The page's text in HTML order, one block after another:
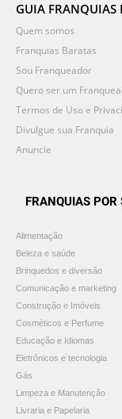
GUIA FRANQUIAS
Quem somos
Franquias Baratas
Sou Franqueador
Quero ser um
Termos de Uso e
Divulgue sua Franquia
Anuncie
FRANQUIAS POR
Alimentação
Beleza e saúde
Brinquedos e diversão
Comunicação e marketing
Construção e Imóveis
Cosméticos e Perfume
Educação e Idiomas
Eletrônicos e tecnologia
Gás
Limpeza e Manutenção
Livraria e Papelaria